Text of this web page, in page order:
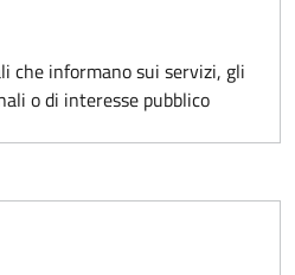
che informano sui servizi, gli
o di interesse pubblico